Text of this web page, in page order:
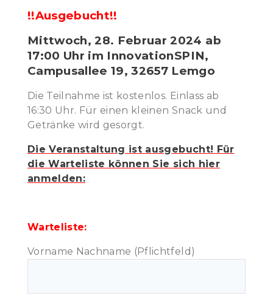
!!Ausgebucht!!
Mittwoch, 28. Februar 2024 ab
17:00 Uhr im InnovationSPIN,
Campusallee 19, 32657 Lemgo
Die Teilnahme ist kostenlos. Einlass ab
16:30 Uhr. Für einen kleinen Snack und
Getränke wird gesorgt.
Die Veranstaltung ist ausgebucht! Für
die Warteliste können Sie sich hier
anmelden:
Warteliste:
Vorname Nachname (Pflichtfeld)